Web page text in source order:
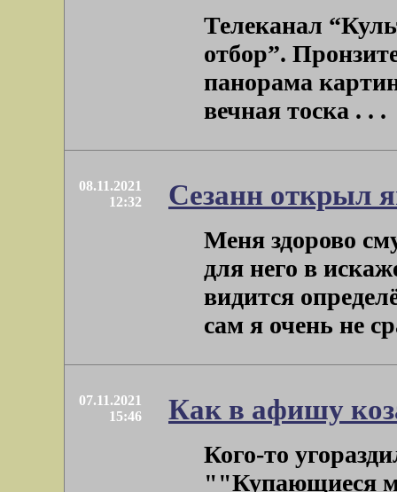
Телеканал
отбор”.
панорама
вечная тоска . . .
08.11.2021
12:32
Сезанн открыл
Меня здорово
для него в
видится
сам я очень не
07.11.2021
15:46
Как в афишу
Кого-то
""Купающиеся